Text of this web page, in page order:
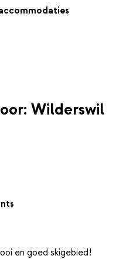
Wilderswil
en goed skigebied!